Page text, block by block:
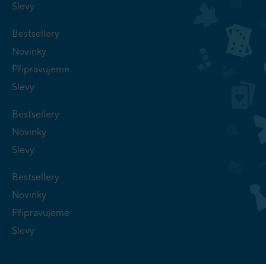
Slevy
Bestsellery
Novinky
Připravujeme
Slevy
Bestsellery
Novinky
Slevy
Bestsellery
Novinky
Připravujeme
Slevy